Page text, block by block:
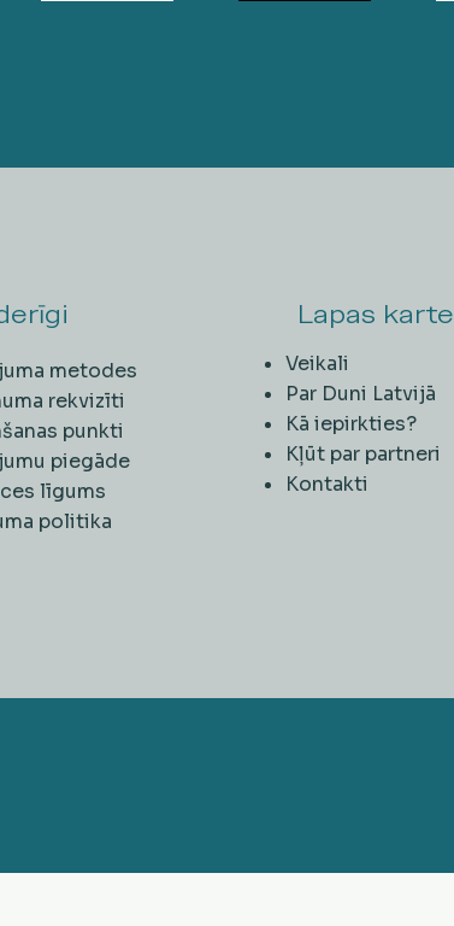
metodes
rekvizīti
punkti
piegāde
līgums
politika
Lapas karte
Veikali
Par Duni Latvijā
Kā iepirkties?
Kļūt par partneri
Kontakti